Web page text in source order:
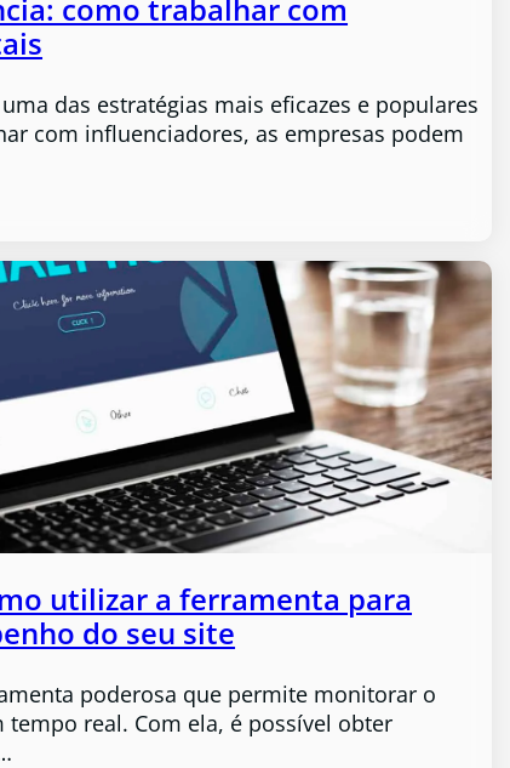
como trabalhar com
das estratégias mais eficazes e populares
com influenciadores, as empresas podem
utilizar a ferramenta para
do seu site
poderosa que permite monitorar o
real. Com ela, é possível obter